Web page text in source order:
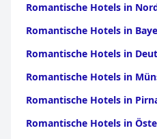
Romantische Hotels in
Romantische Hotels in
Romantische Hotels in
Romantische Hotels in
Romantische Hotels in
Romantische Hotels in